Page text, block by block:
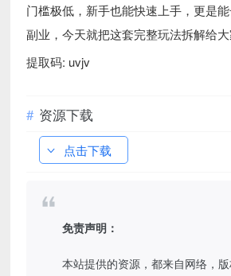
门槛极低，新手也能快速上手，更是
副业，今天就把这套完整玩法拆解给大
提取码: uvjv
资源下载
点击下载
免责声明：
本站提供的资源，都来自网络，